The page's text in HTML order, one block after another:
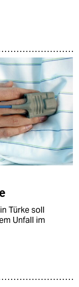
Türke soll
Unfall im